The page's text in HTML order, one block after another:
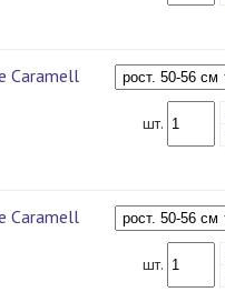
Caramell
шт.
Caramell
шт.